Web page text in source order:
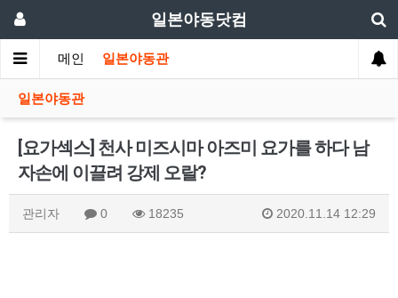
일본야동닷컴
메인 일본야동관
일본야동관
[요가섹스] 천사 미즈시마 아즈미 요가를 하다 남
자손에 이끌려 강제 오랄?
관리자 0 18235 2020.11.14 12:29